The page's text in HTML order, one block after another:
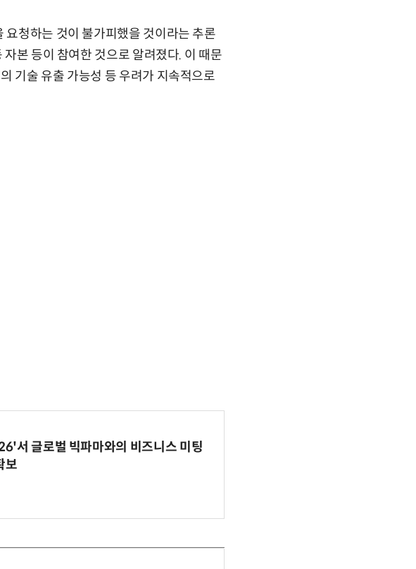
청하는 것이 불가피했을 것이라는 추론
본 등이 참여한 것으로 알려졌다. 이 때문
기술 유출 가능성 등 우려가 지속적으로
서 글로벌 빅파마와의 비즈니스 미팅
보